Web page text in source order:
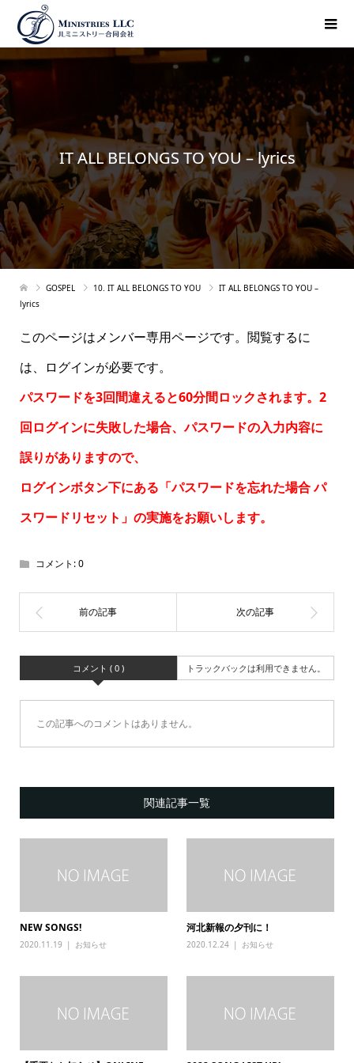
IT ALL BELONGS TO YOU – lyrics
GOSPEL 10. IT ALL BELONGS TO YOU
IT ALL BELONGS TO YOU –
lyrics
このページはメンバー専用ページです。閲覧するに
は、ログインが必要です。
パスワードを3回間違えると60分間ロックされます。2
回ログインに失敗した場合、パスワードの入力内容に
誤りがありますので、
ログインボタン下にある「パスワードを忘れた場合パ
スワードリセット 」の実施をお願いします。
コメント:0
コメント ( 0 ) トラックバックは利用できません。
この記事へのコメントはありません。
関連記事一覧
NEW SONGS!
2020.11.19 お知らせ
河北新報の夕刊に！
2020.12.24 お知らせ